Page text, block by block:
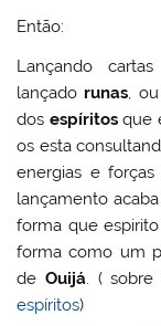
Então:
Lançando
lançado runas,
dos espíritosque
os esta
energias e
lançamento
forma que
forma como um
de Ouijá. (
espíritos)